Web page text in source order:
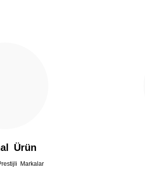
Ürün
Markalar